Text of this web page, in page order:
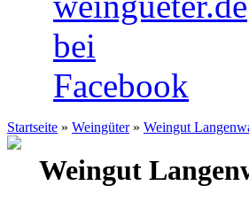
Startseite » Weingüter » Weingut
Weingut